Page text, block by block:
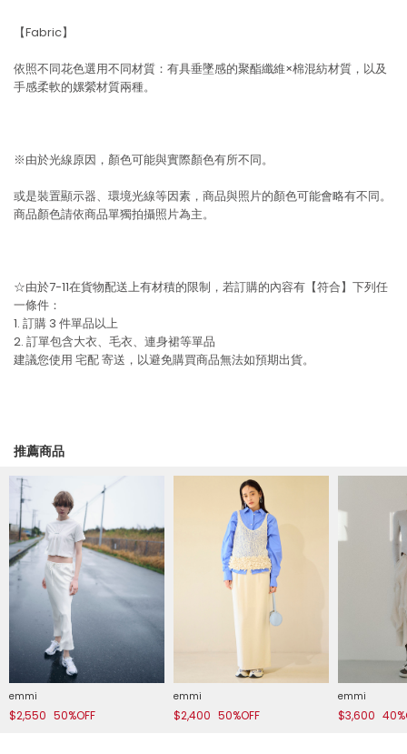
【Fabric】
依照不同花色選用不同材質：有具垂墜感的聚酯纖維×棉混紡材質，以及
手感柔軟的嫘縈材質兩種。
※由於光線原因，顏色可能與實際顏色有所不同。
或是裝置顯示器、環境光線等因素，商品與照片的顏色可能會略有不同。
商品顏色請依商品單獨拍攝照片為主。
☆由於7-11在貨物配送上有材積的限制，若訂購的內容有【符合】下列任
一條件：
1. 訂購 3 件單品以上
2. 訂單包含大衣、毛衣、連身裙等單品
建議您使用 宅配寄送，以避免購買商品無法如預期出貨。
推薦商品
emmi
$2,550 50%OFF
emmi
$2,400 50%OFF
emmi
$3,600